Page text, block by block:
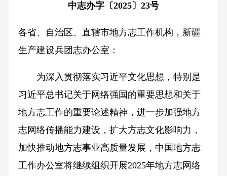
中志办字〔2025〕23号
各省、自治区、直辖市地方志工作机构，新疆
生产建设兵团志办公室：
为深入贯彻落实习近平文化思想，特别是
习近平总书记关于网络强国的重要思想和关于
地方志工作的重要论述精神，进一步加强地方
志网络传播能力建设，扩大方志文化影响力，
加快推动地方志事业高质量发展，中国地方志
工作办公室将继续组织开展2025年地方志网络